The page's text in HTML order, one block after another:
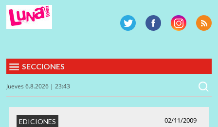
SECCIONES
Jueves 6.8.2026 | 23:43
02/11/2009
EDICIONES